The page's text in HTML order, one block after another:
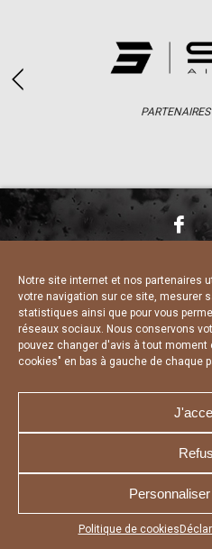
Notre site internet et nos partenaires
votre navigation sur ce site, mesurer
statistiques ainsi que pour vous
réseaux sociaux. Nous conservons
pouvez changer d'avis à tout
cookies" en bas à gauche de chaque
Politique de cookies
Appuyez sur le bouton partager en
CHARTE DE CONFIDENTIALITÉ
POLITIQUE
RÉALISÉ PAR